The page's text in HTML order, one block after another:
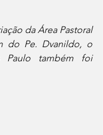
da Área Pastoral
do Pe. Dvanildo, o
Paulo também foi